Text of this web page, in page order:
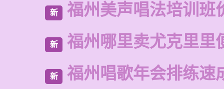
新 福州美声唱法培训班
新 福州哪里卖尤克里里
新 福州唱歌年会排练速